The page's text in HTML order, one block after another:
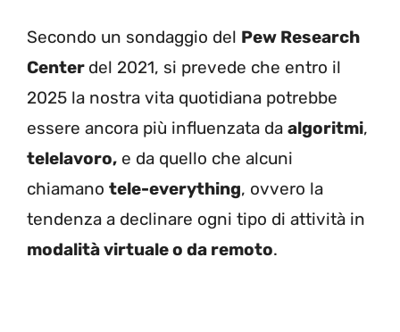
Secondo un sondaggio del Pew Research
Center del 2021, si prevede che entro il
2025 la nostra vita quotidiana potrebbe
essere ancora più influenzata da algoritmi,
telelavoro, e da quello che alcuni
chiamano tele-everything, ovvero la
tendenza a declinare ogni tipo di attività in
modalità virtuale o da remoto.